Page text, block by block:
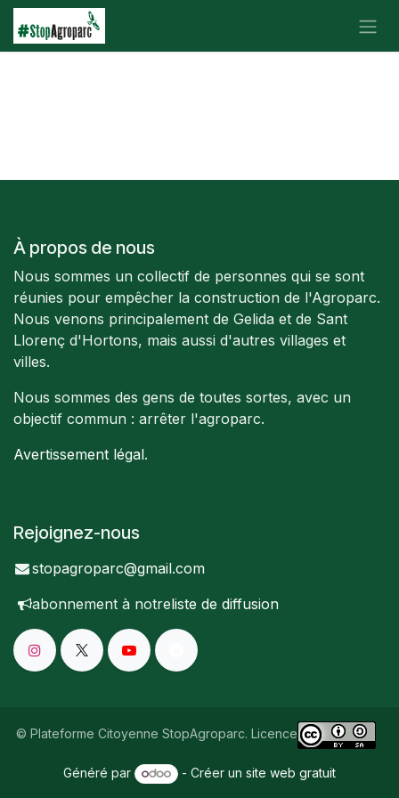
Se rendre au contenu
À propos de nous
Nous sommes un collectif de personnes qui se sont
réunies pour empêcher la construction de l'Agroparc.
Nous venons principalement de Gelida et de Sant
Llorenç d'Hortons, mais aussi d'autres villages et
villes.
Nous sommes des gens de toutes sortes, avec un
objectif commun : arrêter l'agroparc.
Avertissement légal.
Rejoignez-nous
stopagroparc@gmail.com
abonnement à notreliste de diffusion
© Plateforme Citoyenne StopAgroparc. Licence
Généré par - Créer un site web gratuit